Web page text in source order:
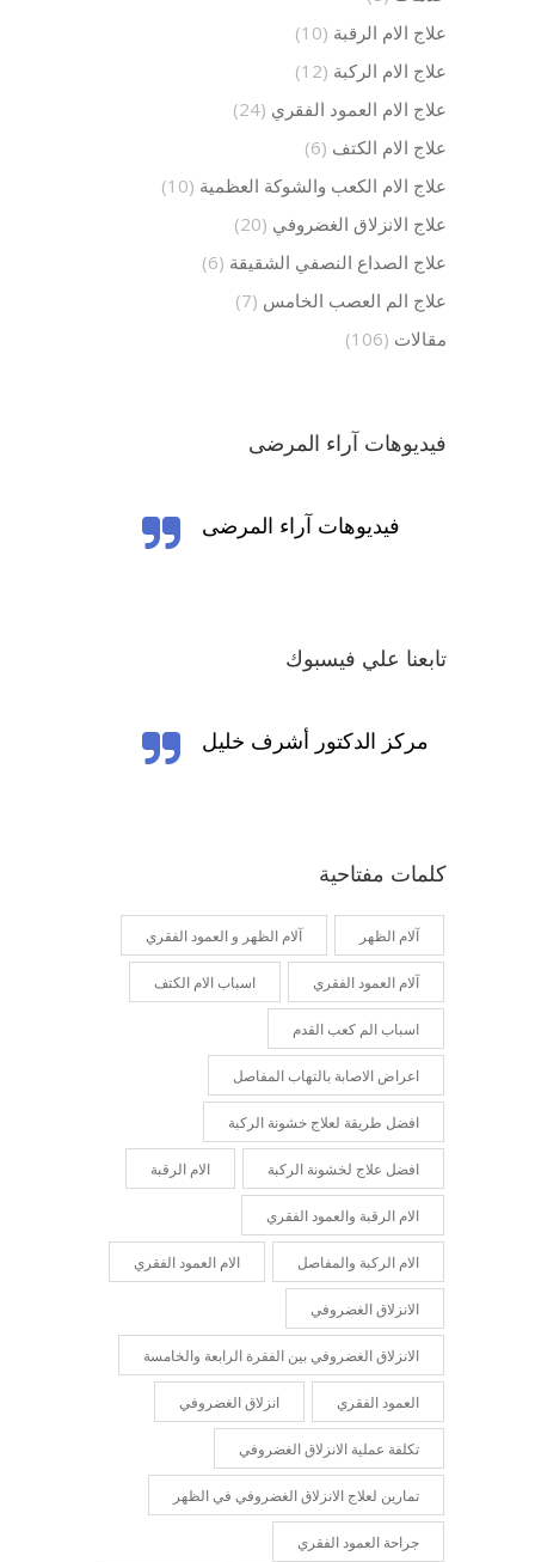
علاج الام الرقبة (10)
علاج الام الركبة (12)
علاج الام العمود الفقري (24)
علاج الام الكتف (6)
علاج الام الكعب والشوكة العظمية (10)
علاج الانزلاق الغضروفي (20)
علاج الصداع النصفي الشقيقة (6)
علاج الم العصب الخامس (7)
مقالات (106)
فيديوهات آراء المرضى
تابعنا علي فيسبوك
كلمات مفتاحية
آلام الظهر آلام الظهر و العمود الفقري
آلام العمود الفقري اسباب الام الكتف
اسباب الم كعب القدم
اعراض الاصابة بالتهاب المفاصل
افضل طريقة لعلاج خشونة الركبة
افضل علاج لخشونة الركبة الام الرقبة
الام الرقبة والعمود الفقري
الام الركبة والمفاصل الام العمود الفقري
الانزلاق الغضروفي
الانزلاق الغضروفي بين الفقرة الرابعة والخامسة
العمود الفقري انزلاق الغضروفي
تكلفة عملية الانزلاق الغضروفي
تمارين لعلاج الانزلاق الغضروفي في الظهر
جراحة العمود الفقري